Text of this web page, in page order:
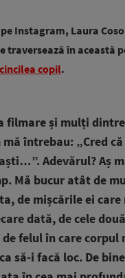
Instagram, Laura
traversează în această
copil.
filmare și mulți
întrebau: „Cred
Adevărul? Aș
Mă bucur atât de
de mișcările ei care
dată, de cele
felul în care corpul
să-i facă loc. De